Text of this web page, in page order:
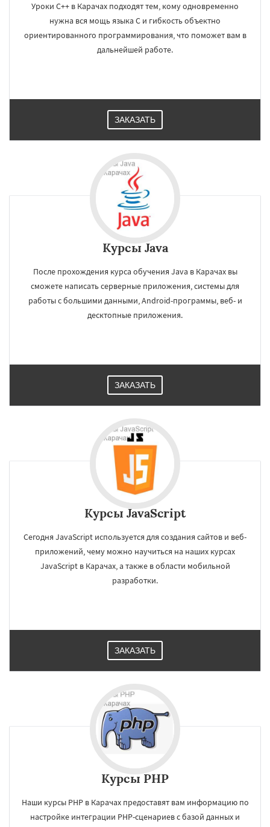
Уроки C++ в Карачах подходят тем, кому одновременно
нужна вся мощь языка C и гибкость объектно
ориентированного программирования, что поможет вам в
дальнейшей работе.
ЗАКАЗАТЬ
Курсы Java
После прохождения курса обучения Java в Карачах вы
сможете написать серверные приложения, системы для
работы с большими данными, Android-программы, веб- и
десктопные приложения.
ЗАКАЗАТЬ
Курсы JavaScript
Сегодня JavaScript используется для создания сайтов и веб-
приложений, чему можно научиться на наших курсах
JavaScript в Карачах, а также в области мобильной
разработки.
ЗАКАЗАТЬ
Курсы PHP
Наши курсы PHP в Карачах предоставят вам информацию по
настройке интеграции PHP-сценариев с базой данных и